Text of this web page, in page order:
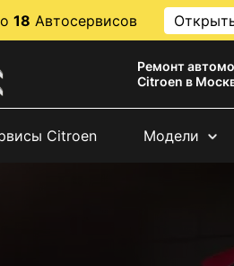
18 Автосервисов
Ремонт
Citroen в
Citroen Модели